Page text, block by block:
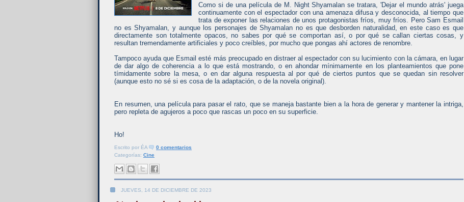
Como si de una película de M. Night Shyamalan se tratara, 'Dejar el mundo atrás' juega
continuamente con el espectador con una amenaza difusa y desconocida, al tiempo que
trata de exponer las relaciones de unos protagonistas fríos, muy fríos. Pero Sam Esmail
no es Shyamalan, y aunque los personajes de Shyamalan no es que desborden naturalidad, en este caso es que
directamente son totalmente opacos, no sabes por qué se comportan así, o por qué se callan ciertas cosas, y
resultan tremendamente artificiales y poco creíbles, por mucho que pongas ahí actores de renombre.
Tampoco ayuda que Esmail esté más preocupado en distraer al espectador con su lucimiento con la cámara, en lugar
de dar algo de coherencia a lo que está mostrando, o en ahondar mínimamente en los planteamientos que pone
tímidamente sobre la mesa, o en dar alguna respuesta al por qué de ciertos puntos que se quedan sin resolver
(aunque esto no sé si es cosa de la adaptación, o de la novela original).
En resumen, una película para pasar el rato, que se maneja bastante bien a la hora de generar y mantener la intriga,
pero repleta de agujeros a poco que rascas un poco en su superficie.
Ho!
Escrito por ÉA
0 comentarios
Categorías: Cine
JUEVES, 14 DE DICIEMBRE DE 2023